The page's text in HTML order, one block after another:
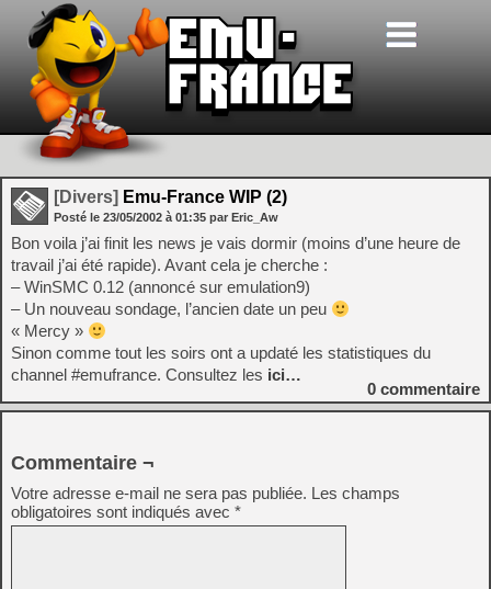
[Divers] Emu-France WIP (2)
Posté le 23/05/2002 à 01:35 par Eric_Aw
Bon voila j’ai finit les news je vais dormir (moins d’une heure de
travail j’ai été rapide). Avant cela je cherche :
– WinSMC 0.12 (annoncé sur emulation9)
– Un nouveau sondage, l’ancien date un peu
« Mercy »
Sinon comme tout les soirs ont a updaté les statistiques du
channel #emufrance. Consultez les ici…
0 commentaire
Commentaire ¬
Votre adresse e-mail ne sera pas publiée. Les champs
obligatoires sont indiqués avec *